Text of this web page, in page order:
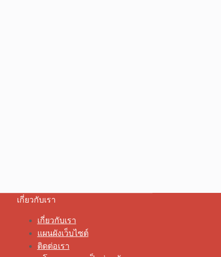
เกี่ยวกับเรา
เกี่ยวกับเรา
แผนผังเว็บไซต์
ติดต่อเรา